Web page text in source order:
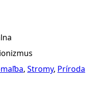
, Stromy, Príroda